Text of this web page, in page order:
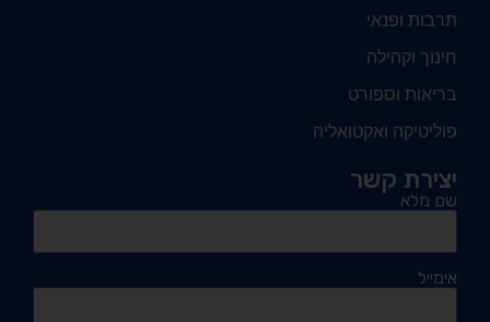
תרבות ופנאי
חינוך וקהילה
בריאות וספורט
פוליטיקה ואקטואליה
יצירת קשר
שם מלא
אימייל